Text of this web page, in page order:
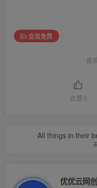
会员免费
喜
点赞 0
All things in their
优优云网创